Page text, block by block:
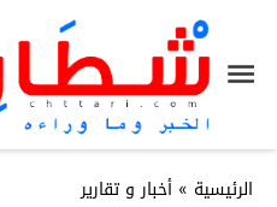
الرئيسية » أخبار و تقارير